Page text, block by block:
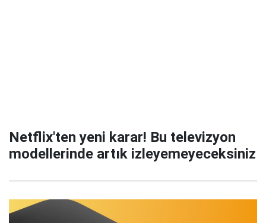
Netflix'ten yeni karar! Bu televizyon
modellerinde artık izleyemeyeceksiniz